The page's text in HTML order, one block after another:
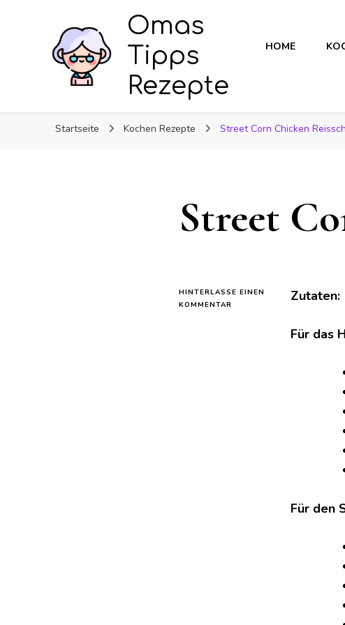
Omas
Tipps
Rezepte
HOME
Startseite Kochen Rezepte Street Corn Chicken
Street
HINTERLASSE EINEN
KOMMENTAR
Zutaten:
Für das
Für den